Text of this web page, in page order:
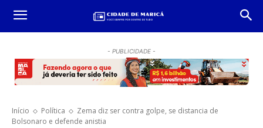
- PUBLICIDADE -
Início Política
Zema diz ser contra golpe, se distancia de
Bolsonaro e defende anistia